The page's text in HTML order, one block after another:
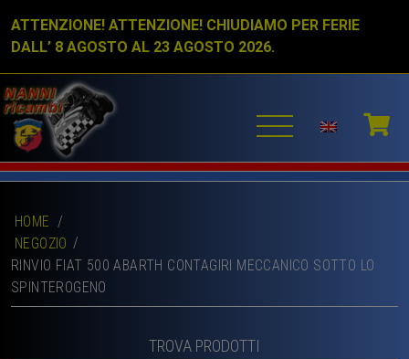
ATTENZIONE! ATTENZIONE! CHIUDIAMO PER FERIE
DALL’ 8 AGOSTO AL 23 AGOSTO 2026.
HOME /
NEGOZIO
RINVIO FIAT 500 ABARTH CONTAGIRI MECCANICO SOTTO LO
SPINTEROGENO
TROVA PRODOTTI